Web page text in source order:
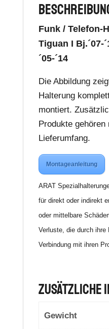
Funk / Telefon-
Tiguan I Bj.´07-
´05-´14
Die Abbildung
Halterung
montiert.
Produkte gehören
Lieferumfang.
Montageanleitung
ARAT
für direkt oder indirekt
oder mittelbare
Verluste, die durch ihre
Verbindung mit ihren
Zusätzliche
Gewicht